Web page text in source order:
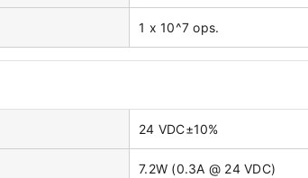
1 x 10^7 ops.
24 VDC±10%
7.2W (0.3A @ 24 VDC)